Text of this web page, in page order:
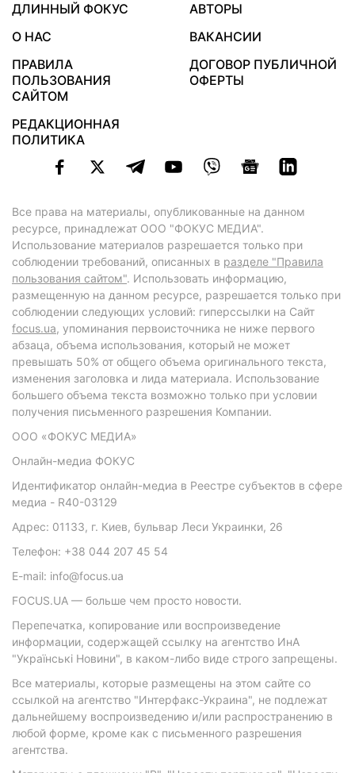
ДЛИННЫЙ ФОКУС
АВТОРЫ
О НАС
ВАКАНСИИ
ПРАВИЛА
ПОЛЬЗОВАНИЯ
САЙТОМ
ДОГОВОР ПУБЛИЧНОЙ
ОФЕРТЫ
РЕДАКЦИОННАЯ
ПОЛИТИКА
Все права на материалы, опубликованные на данном
ресурсе, принадлежат ООО "ФОКУС МЕДИА".
Использование материалов разрешается только при
соблюдении требований, описанных в разделе "Правила
пользования сайтом". Использовать информацию,
размещенную на данном ресурсе, разрешается только при
соблюдении следующих условий: гиперссылки на Сайт
focus.ua, упоминания первоисточника не ниже первого
абзаца, объема использования, который не может
превышать 50% от общего объема оригинального текста,
изменения заголовка и лида материала. Использование
большего объема текста возможно только при условии
получения письменного разрешения Компании.
ООО «ФОКУС МЕДИА»
Онлайн-медиа ФОКУС
Идентификатор онлайн-медиа в Реестре субъектов в сфере
медиа - R40-03129
Адрес: 01133, г. Киев, бульвар Леси Украинки, 26
Телефон: +38 044 207 45 54
E-mail: info@focus.ua
FOCUS.UA — больше чем просто новости.
Перепечатка, копирование или воспроизведение
информации, содержащей ссылку на агентство ИнА
"Українські Новини", в каком-либо виде строго запрещены.
Все материалы, которые размещены на этом сайте со
ссылкой на агентство "Интерфакс-Украина", не подлежат
дальнейшему воспроизведению и/или распространению в
любой форме, кроме как с письменного разрешения
агентства.